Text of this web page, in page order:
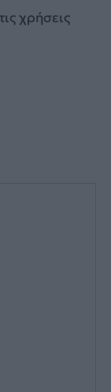
χρήσεις